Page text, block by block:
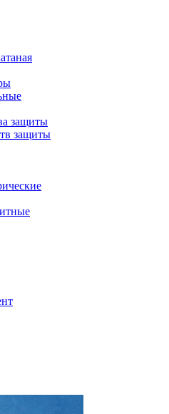
защиты
защиты